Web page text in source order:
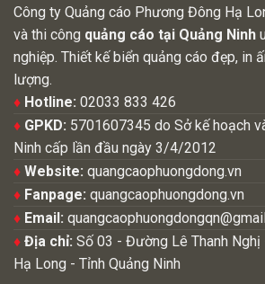
Công ty Quảng cáo Phương Đông Hạ
và thi công quảng cáo tại Quảng Ninh
nghiệp. Thiết kế biển quảng cáo đẹp, in
lượng.
♦ Hotline: 02033 833 426
♦ GPKD: 5701607345 do Sở kế hoạch
Ninh cấp lần đầu ngày 3/4/2012
♦ Website: quangcaophuongdong.vn
♦ Fanpage: quangcaophuongdong.vn
♦ Email:
♦ Địa chỉ: Số 03 - Đường Lê Thanh Nghị
Hạ Long - Tỉnh Quảng Ninh